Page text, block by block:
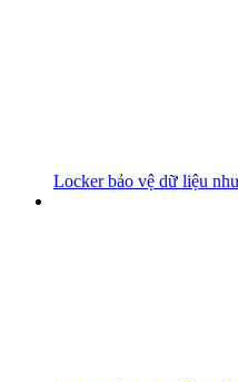
Locker bảo vệ dữ liệu